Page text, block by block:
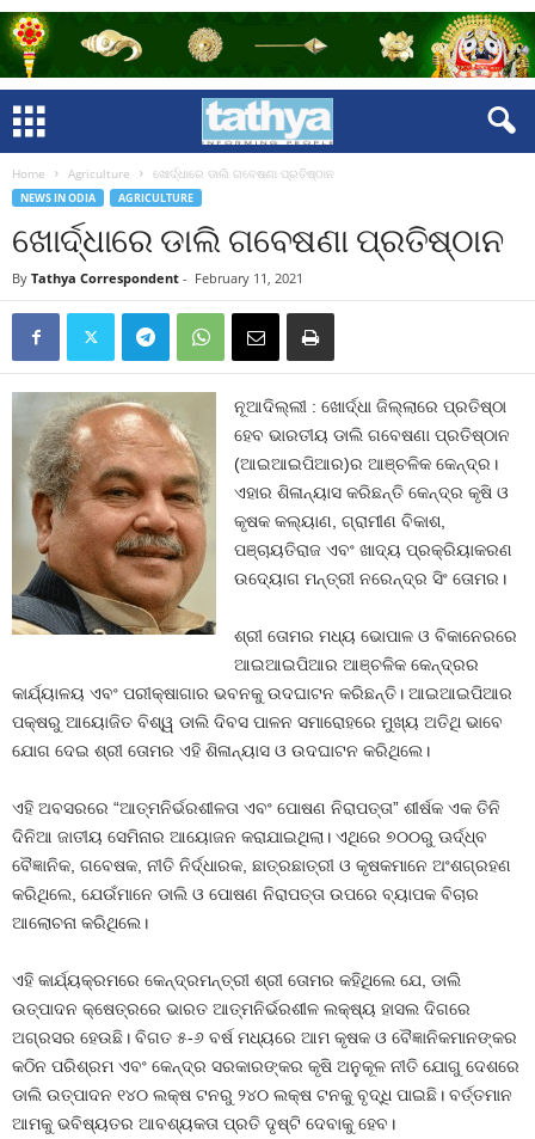
Home Agriculture ଖୋର୍ଦ୍ଧାରେ ଡାଲି ଗବେଷଣା ପ୍ରତିଷ୍ଠାନ
NEWS IN ODIA AGRICULTURE
ଖୋର୍ଦ୍ଧାରେ ଡାଲି ଗବେଷଣା ପ୍ରତିଷ୍ଠାନ
By Tathya Correspondent - February 11, 2021
ନୂଆଦିଲ୍ଲୀ : ଖୋର୍ଦ୍ଧା ଜିଲ୍ଲାରେ ପ୍ରତିଷ୍ଠା
ହେବ ଭାରତୀୟ ଡାଲି ଗବେଷଣା ପ୍ରତିଷ୍ଠାନ
(ଆଇଆଇପିଆର)ର ଆଞ୍ଚଳିକ କେନ୍ଦ୍ର।
ଏହାର ଶିଳାନ୍ୟାସ କରିଛନ୍ତି କେନ୍ଦ୍ର କୃଷି ଓ
କୃଷକ କଲ୍ୟାଣ, ଗ୍ରାମୀଣ ବିକାଶ,
ପଞ୍ଚାୟତିରାଜ ଏବଂ ଖାଦ୍ୟ ପ୍ରକ୍ରିୟାକରଣ
ଉଦ୍ୟୋଗ ମନ୍ତ୍ରୀ ନରେନ୍ଦ୍ର ସିଂ ତୋମର।
ଶ୍ରୀ ତୋମର ମଧ୍ୟ ଭୋପାଳ ଓ ବିକାନେରରେ
ଆଇଆଇପିଆର ଆଞ୍ଚଳିକ କେନ୍ଦ୍ରର
କାର୍ଯ୍ୟାଳୟ ଏବଂ ପରୀକ୍ଷାଗାର ଭବନକୁ ଉଦଘାଟନ କରିଛନ୍ତି। ଆଇଆଇପିଆର
ପକ୍ଷରୁ ଆୟୋଜିତ ବିଶ୍ୱ ଡାଲି ଦିବସ ପାଳନ ସମାରୋହରେ ମୁଖ୍ୟ ଅତିଥି ଭାବେ
ଯୋଗ ଦେଇ ଶ୍ରୀ ତୋମର ଏହି ଶିଳାନ୍ୟାସ ଓ ଉଦଘାଟନ କରିଥିଲେ।
ଏହି ଅବସରରେ “ଆତ୍ମନିର୍ଭରଶୀଳତା ଏବଂ ପୋଷଣ ନିରାପତ୍ତା” ଶୀର୍ଷକ ଏକ ତିନି
ଦିନିଆ ଜାତୀୟ ସେମିନାର ଆୟୋଜନ କରାଯାଇଥିଲା। ଏଥିରେ ୭୦୦ରୁ ଊର୍ଦ୍ଧ୍ବ
ବୈଜ୍ଞାନିକ, ଗବେଷକ, ନୀତି ନିର୍ଦ୍ଧାରକ, ଛାତ୍ରଛାତ୍ରୀ ଓ କୃଷକମାନେ ଅଂଶଗ୍ରହଣ
କରିଥିଲେ, ଯେଉଁମାନେ ଡାଲି ଓ ପୋଷଣ ନିରାପତ୍ତା ଉପରେ ବ୍ୟାପକ ବିଚାର
ଆଲୋଚନା କରିଥିଲେ।
ଏହି କାର୍ଯ୍ୟକ୍ରମରେ କେନ୍ଦ୍ରମନ୍ତ୍ରୀ ଶ୍ରୀ ତୋମର କହିଥିଲେ ଯେ, ଡାଲି
ଉତ୍ପାଦନ କ୍ଷେତ୍ରରେ ଭାରତ ଆତ୍ମନିର୍ଭରଶୀଳ ଲକ୍ଷ୍ୟ ହାସଲ ଦିଗରେ
ଅଗ୍ରସର ହେଉଛି। ବିଗତ ୫-୬ ବର୍ଷ ମଧ୍ୟରେ ଆମ କୃଷକ ଓ ବୈଜ୍ଞାନିକମାନଙ୍କର
କଠିନ ପରିଶ୍ରମ ଏବଂ କେନ୍ଦ୍ର ସରକାରଙ୍କର କୃଷି ଅନୁକୂଳ ନୀତି ଯୋଗୁ ଦେଶରେ
ଡାଲି ଉତ୍ପାଦନ ୧୪୦ ଲକ୍ଷ ଟନରୁ ୨୪୦ ଲକ୍ଷ ଟନକୁ ବୃଦ୍ଧି ପାଇଛି। ବର୍ତ୍ତମାନ
ଆମକୁ ଭବିଷ୍ୟତର ଆବଶ୍ୟକତା ପ୍ରତି ଦୃଷ୍ଟି ଦେବାକୁ ହେବ।